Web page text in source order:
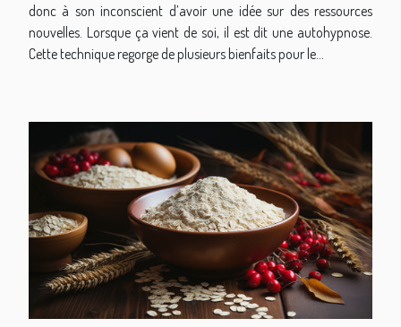
donc à son inconscient d’avoir une idée sur des ressources
nouvelles. Lorsque ça vient de soi, il est dit une autohypnose.
Cette technique regorge de plusieurs bienfaits pour le...